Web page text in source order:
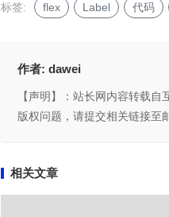
标签: flex Label 代码
作者: dawei
【声明】：站长网内容转载
版权问题，请提交相关链接至
相关文章